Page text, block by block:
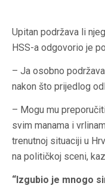
Upitan podržava li
HSS-a odgovorio je
– Ja osobno
nakon što prijedlog
– Mogu mu
svim manama i
trenutnoj situaciji u
na političkoj sceni,
“Izgubio je mnogo